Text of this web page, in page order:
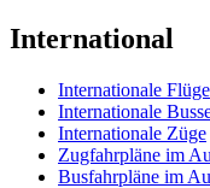
International
Internationale Flüge
Internationale
Internationale Züge
Zugfahrpläne im
Busfahrpläne im